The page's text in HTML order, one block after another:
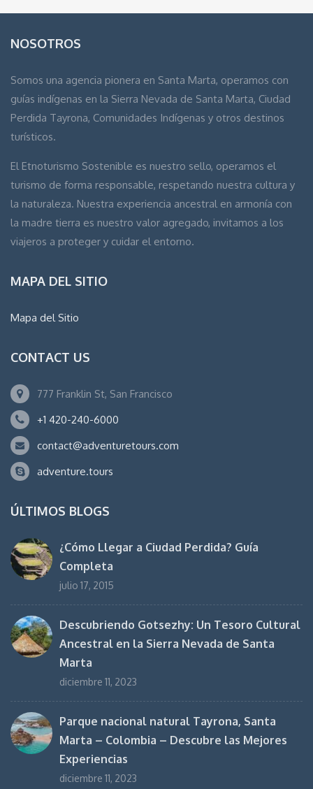
NOSOTROS
Somos una agencia pionera en Santa Marta, operamos con
guías indígenas en la Sierra Nevada de Santa Marta, Ciudad
Perdida Tayrona, Comunidades Indígenas y otros destinos
turísticos.
El Etnoturismo Sostenible es nuestro sello, operamos el
turismo de forma responsable, respetando nuestra cultura y
la naturaleza. Nuestra experiencia ancestral en armonía con
la madre tierra es nuestro valor agregado, invitamos a los
viajeros a proteger y cuidar el entorno.
MAPA DEL SITIO
Mapa del Sitio
CONTACT US
777 Franklin St, San Francisco
+1 420-240-6000
contact@adventuretours.com
adventure.tours
ÚLTIMOS BLOGS
¿Cómo Llegar a Ciudad Perdida? Guía
Completa
julio 17, 2015
Descubriendo Gotsezhy: Un Tesoro Cultural
Ancestral en la Sierra Nevada de Santa
Marta
diciembre 11, 2023
Parque nacional natural Tayrona, Santa
Marta – Colombia – Descubre las Mejores
Experiencias
diciembre 11, 2023